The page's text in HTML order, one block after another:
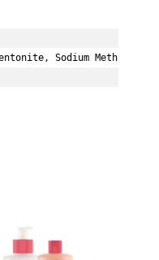
Sodium Methyl